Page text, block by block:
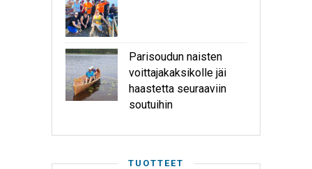
Parisoudun naisten
voittajakaksikolle jäi
haastetta seuraaviin
soutuihin
TUOTTEET